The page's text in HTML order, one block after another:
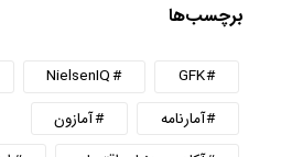
برچسب‌ها
GFK
NielsenIQ
آمارنامه
آمازون